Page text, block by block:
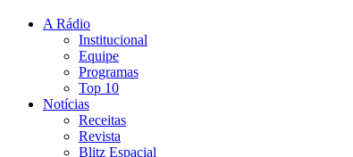
A Rádio
Institucional
Equipe
Programas
Top 10
Notícias
Receitas
Revista
Blitz Espacial